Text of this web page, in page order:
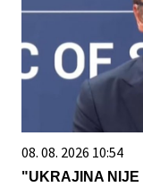
08. 08. 2026 10:54
"UKRAJINA NIJE